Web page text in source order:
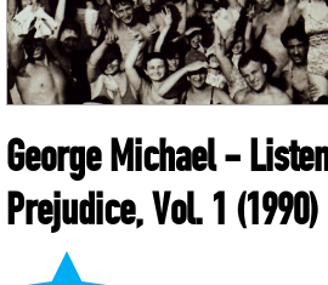
George Michael-
Prejudice, Vol. 1 (1990)